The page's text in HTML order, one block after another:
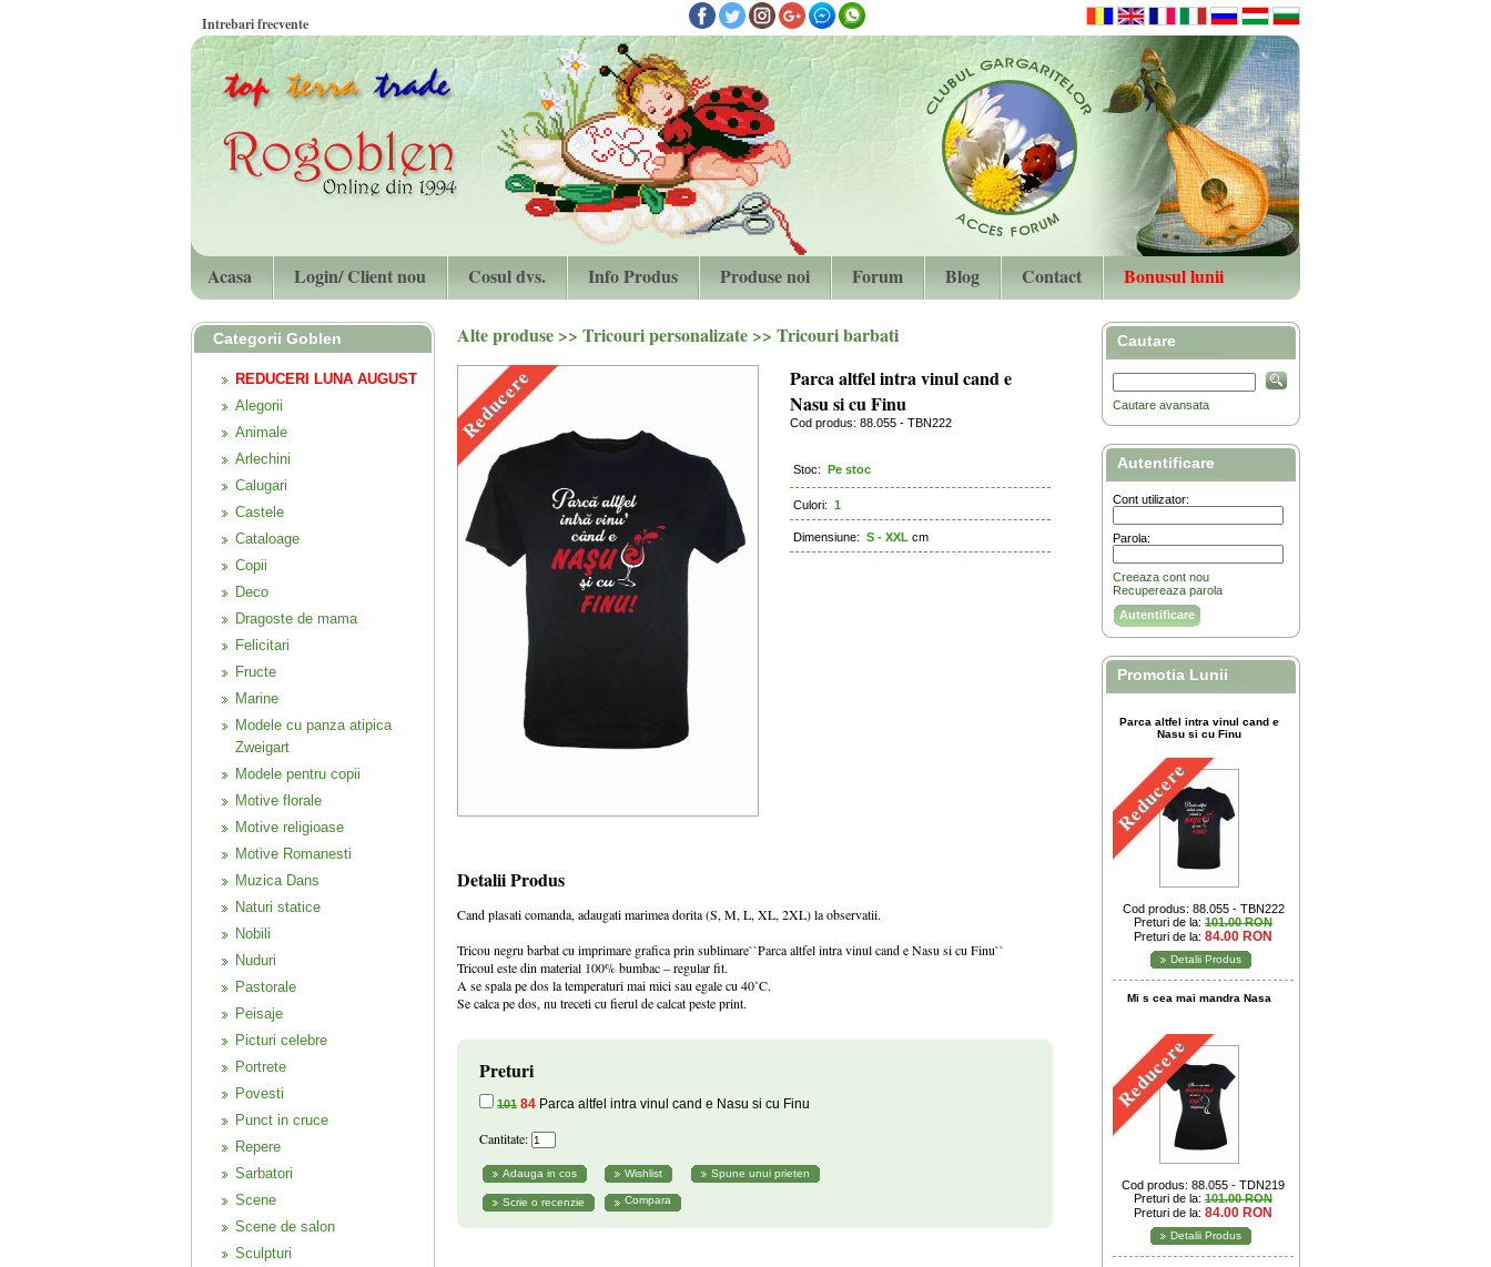
Intrebari frecvente
Acasa Login/ Client nou Cosul dvs. Info Produs Produse noi Forum Blog Contact Bonusul lunii
Categorii Goblen
REDUCERI LUNA AUGUST
Alegorii
Animale
Arlechini
Calugari
Castele
Cataloage
Copii
Deco
Dragoste de mama
Felicitari
Fructe
Marine
Modele cu panza atipica
Zweigart
Modele pentru copii
Motive florale
Motive religioase
Motive Romanesti
Muzica Dans
Naturi statice
Nobili
Nuduri
Pastorale
Peisaje
Picturi celebre
Portrete
Povesti
Punct in cruce
Repere
Sarbatori
Scene
Scene de salon
Sculpturi
Alte produse >> Tricouri personalizate >> Tricouri barbati
Reducere
Parca altfel intra vinul cand e
Nasu si cu Finu
Cod produs: 88.055 - TBN222
Stoc: Pe stoc
Culori: 1
Dimensiune: S - XXL cm
Detalii Produs
Cand plasati comanda, adaugati marimea dorita (S, M, L, XL, 2XL) la observatii.
Tricou negru barbat cu imprimare grafica prin sublimare``Parca altfel intra vinul cand e Nasu si cu Finu``
Tricoul este din material 100% bumbac – regular fit.
A se spala pe dos la temperaturi mai mici sau egale cu 40˚C.
Se calca pe dos, nu treceti cu fierul de calcat peste print.
Preturi
101 84 Parca altfel intra vinul cand e Nasu si cu Finu
Cantitate:
Compara
Cautare
Cautare avansata
Autentificare
Cont utilizator:
Parola:
Creeaza cont nou
Recupereaza parola
Promotia Lunii
Parca altfel intra vinul cand e
Nasu si cu Finu
Reducere
Cod produs: 88.055 - TBN222
Preturi de la: 101.00 RON
Preturi de la: 84.00 RON
Detalii Produs
Mi s cea mai mandra Nasa
Reducere
Cod produs: 88.055 - TDN219
Preturi de la: 101.00 RON
Preturi de la: 84.00 RON
Detalii Produs